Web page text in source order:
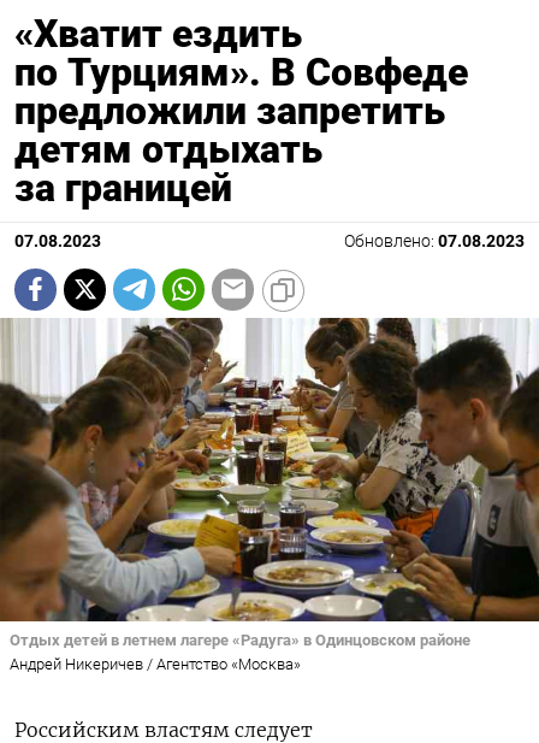
«Хватит ездить
по Турциям». В Совфеде
предложили запретить
детям отдыхать
за границей
07.08.2023 Обновлено: 07.08.2023
Отдых детей в летнем лагере «Радуга» в Одинцовском районе
Андрей Никеричев / Агентство «Москва»
Российским властям следует